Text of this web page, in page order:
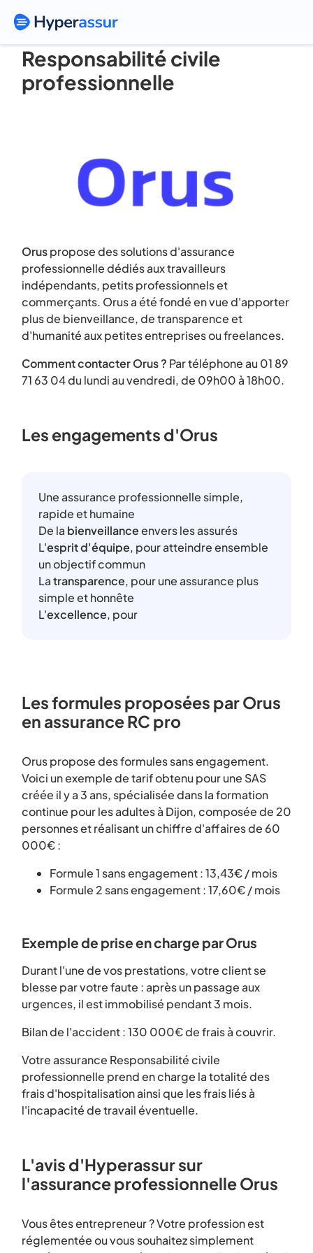
Orus – Assurance
Responsabilité civile
professionnelle
Oruspropose des solutions d'assurance
professionnelle dédiés aux travailleurs
indépendants, petits professionnels et
commerçants. Orus a été fondé en vue d'apporter
plus de bienveillance, de transparence et
d'humanité aux petites entreprises ou freelances.
Comment contacter Orus ? Par téléphone au 01 89
71 63 04 du lundi au vendredi, de 09h00 à 18h00.
Les engagements d'Orus
Une assurance professionnelle simple,
rapide et humaine
De la bienveillanceenvers les assurés
L'esprit d'équipe, pour atteindre ensemble
un objectif commun
Latransparence, pour une assurance plus
simple et honnête
L'excellence, pour
Les formules proposées par Orus
en assurance RC pro
Orus propose des formules sans engagement.
Voici un exemple de tarif obtenu pour une SAS
créée il y a 3 ans, spécialisée dans la formation
continue pour les adultes à Dijon, composée de 20
personnes et réalisant un chiffre d'affaires de 60
000€ :
Formule 1 sans engagement : 13,43€ / mois
Formule 2 sans engagement : 17,60€ / mois
Exemple de prise en charge par Orus
Durant l'une de vos prestations, votre client se
blesse par votre faute : après un passage aux
urgences, il est immobilisé pendant 3 mois.
Bilan de l'accident : 130 000€ de frais à couvrir.
Votre assurance Responsabilité civile
professionnelle prend en charge la totalité des
frais d'hospitalisation ainsi que les frais liés à
l'incapacité de travail éventuelle.
L'avis d'Hyperassur sur
l'assurance professionnelle Orus
Vous êtes entrepreneur ? Votre profession est
réglementée ou vous souhaitez simplement